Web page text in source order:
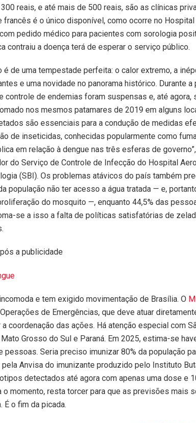
reais, e até mais de 500 reais, são as clínicas
francês é o único disponível, como ocorre no
pedido médico para pacientes com sorologia
contraiu a doença terá de esperar o serviço público.
é de uma tempestade perfeita: o calor extremo, a
e uma novidade no panorama histórico. Durante
controle de endemias foram suspensas e, até
nos mesmos patamares de 2019 em alguns
são essenciais para a condução de medidas
de inseticidas, conhecidas popularmente como
em relação à dengue nas três esferas de
do Serviço de Controle de Infecção do Hospital
(SBI). Os problemas atávicos do país também
população não ter acesso a água tratada — e,
do mosquito —, enquanto 44,5% das
se a isso a falta de políticas satisfatórias de
a publicidade
e tem exigido movimentação de Brasília. O
de Emergências, que deve atuar
coordenação das ações. Há atenção especial com
Grosso do Sul e Paraná. Em 2025, estima-se
pessoas. Seria preciso imunizar 80% da população
pela Anvisa do imunizante produzido pelo Instituto
detectados até agora com apenas uma dose e
o momento, resta torcer para que as previsões mais
É o fim da picada.